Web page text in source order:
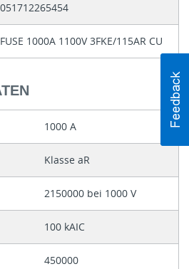
051712265454
FUSE 1000A 1100V 3FKE/115AR CU
1000 A
Klasse aR
2150000 bei 1000 V
100 kAIC
450000